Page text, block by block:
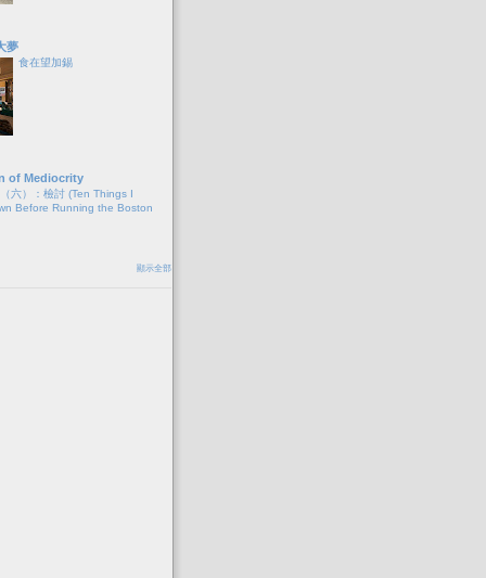
夢
食在望加錫
of Mediocrity
六）：檢討 (Ten Things I
Before Running the Boston
顯示全部